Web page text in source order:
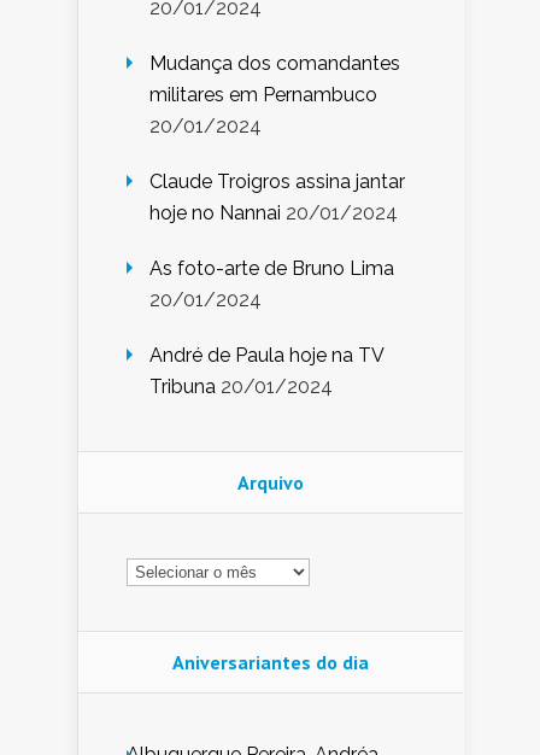
20/01/2024
Mudança dos comandantes
militares em Pernambuco
20/01/2024
Claude Troigros assina jantar
hoje no Nannai 20/01/2024
As foto-arte de Bruno Lima
20/01/2024
André de Paula hoje na TV
Tribuna 20/01/2024
Arquivo
Arquivo
Aniversariantes do dia